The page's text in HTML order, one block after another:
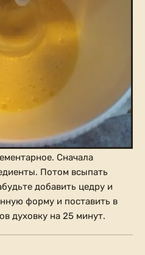
Сначала
Потом всыпать
добавить цедру и
форму и поставить в
духовку на 25 минут.